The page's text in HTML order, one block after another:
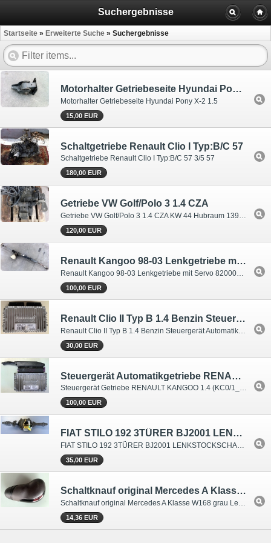
Suchergebnisse
Startseite » Erweiterte Suche » Suchergebnisse
Motorhalter Getriebeseite Hyundai Pony X-2 1.5
Motorhalter Getriebeseite Hyundai Pony X-2 1.5
15,00 EUR
Schaltgetriebe Renault Clio I Typ:B/C 57
Schaltgetriebe Renault Clio I Typ:B/C 57 3/5 57
180,00 EUR
Getriebe VW Golf/Polo 3 1.4 CZA
Getriebe VW Golf/Polo 3 1.4 CZA KW 44 Hubraum 1390m³ km: 132000 Baujahr: 02/1996 KBA: zu 2.1 0600 zu 2.2 937
120,00 EUR
Renault Kangoo 98-03 Lenkgetriebe mit Servo 8200050763
100,00 EUR
Renault Clio II Typ B 1.4 Benzin Steuergerät Automatikgetriebe Getriebesteuerteil 8200051042
30,00 EUR
Steuergerät Automatikgetriebe RENAULT KANGOO 1.4 (KC0/1_) 8200197464 77VV1X8Z
Steuergerät Getriebe RENAULT KANGOO 1.4 (KC0/1_) 8200197464 77VV1X8Z
100,00 EUR
FIAT STILO 192 3TÜRER BJ2001 LENKSTOCKSCHALTER HEBEL WISCHER BLINKER 07352969650
FIAT STILO 192 3TÜRER BJ2001 LENKSTOCKSCHALTER HEBEL WISCHER BLINKER 07352969650
35,00 EUR
Schaltknauf original Mercedes A Klasse W168 grau Leder Automatik A1683740110
14,36 EUR